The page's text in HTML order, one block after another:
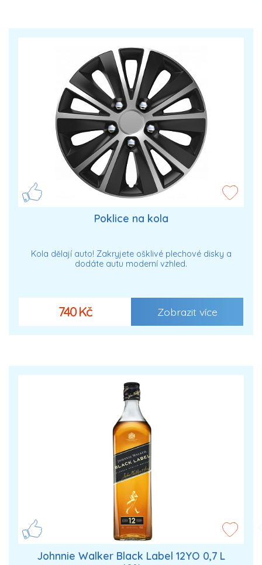
Poklice na kola
Kola dělají auto! Zakryjete ošklivé plechové disky a
dodáte autu moderní vzhled.
740 Kč Zobrazit více
Johnnie Walker Black Label 12YO 0,7 L